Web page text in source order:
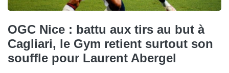
OGC Nice : battu aux tirs au but à
Cagliari, le Gym retient surtout son
souffle pour Laurent Abergel